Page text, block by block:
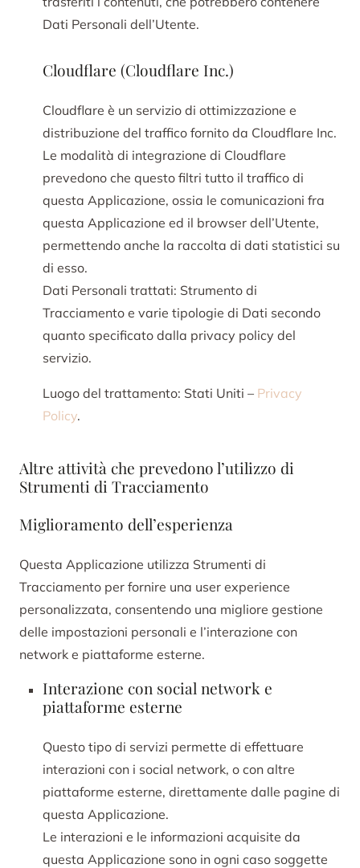
Dati Personali dell’Utente.
Cloudflare (Cloudflare Inc.)
Cloudflare è un servizio di ottimizzazione e
distribuzione del traffico fornito da Cloudflare Inc.
Le modalità di integrazione di Cloudflare
prevedono che questo filtri tutto il traffico di
questa Applicazione, ossia le comunicazioni fra
questa Applicazione ed il browser dell’Utente,
permettendo anche la raccolta di dati statistici su
di esso.
Dati Personali trattati: Strumento di
Tracciamento e varie tipologie di Dati secondo
quanto specificato dalla privacy policy del
servizio.
Luogo del trattamento: Stati Uniti – Privacy
Policy.
Altre attività che prevedono l’utilizzo di
Strumenti di Tracciamento
Miglioramento dell’esperienza
Questa Applicazione utilizza Strumenti di
Tracciamento per fornire una user experience
personalizzata, consentendo una migliore gestione
delle impostazioni personali e l’interazione con
network e piattaforme esterne.
Interazione con social network e
piattaforme esterne
Questo tipo di servizi permette di effettuare
interazioni con i social network, o con altre
piattaforme esterne, direttamente dalle pagine di
questa Applicazione.
Le interazioni e le informazioni acquisite da
questa Applicazione sono in ogni caso soggette